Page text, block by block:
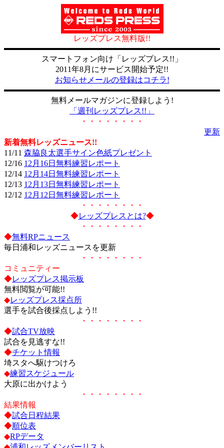
レッズプレス無料版!!
スマートフォン向け「レッズプレス!!」
2011年8月にサービス開始予定!!
お知らせメールの登録はコチラ!
無料メールマガジンに登録しよう!
「週刊レッズプレス!!」
・・・・・・・・
更新
新着無料レッズニュース!!
11/11 森脇良太選手サイン色紙プレゼント
12/16 12月16日無料練習レポート
12/14 12月14日無料練習レポート
12/13 12月13日無料練習レポート
12/12 12月12日無料練習レポート
・・・・・・・・
◆レッズプレスとは?◆
・・・・・・・・
◆無料RPニュース
毎日浦和レッズニュースを更新
・・・・・・・・
コミュニティー
◆レッズプレス掲示板
無料閲覧が可能!!
◆レッズプレス採点所
選手を試合後採点しよう!!
・・・・・・・・
◆試合TV放映
試合を見逃すな!!
◆チケット情報
埼スタへ駆けつけろ
◆練習スケジュール
大原に出かけよう
・・・・・・・・
結果情報
◆試合日程結果
◆順位表
◆RPデータ